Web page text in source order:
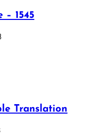
– 1545
Translation